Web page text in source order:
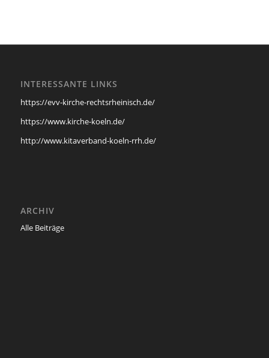
INTERESSANTE LINKS
https://evv-kirche-rechtsrheinisch.de/
https://www.kirche-koeln.de/
http://www.kitaverband-koeln-rrh.de/
ARCHIV
Alle Beiträge